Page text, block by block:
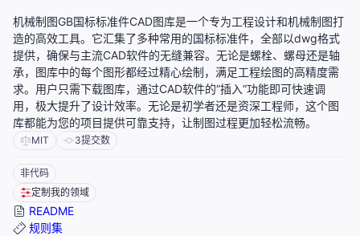
机械制图GB国标标准件CAD图库是一个专为工程设计和机械制图打
造的高效工具。它汇集了多种常用的国标标准件，全部以dwg格式
提供，确保与主流CAD软件的无缝兼容。无论是螺栓、螺母还是轴
承，图库中的每个图形都经过精心绘制，满足工程绘图的高精度需
求。用户只需下载图库，通过CAD软件的“插入”功能即可快速调
用，极大提升了设计效率。无论是初学者还是资深工程师，这个图
库都能为您的项目提供可靠支持，让制图过程更加轻松流畅。
MIT 3提交数
非代码
定制我的领域
README
规则集